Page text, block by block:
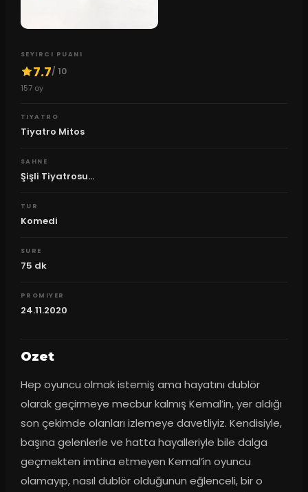
SEYIRCI PUANI
7.7/ 10
157oy
TIYATRO
Tiyatro Mitos
SAHNE
Şişli Tiyatrosu...
TUR
Komedi
SURE
75 dk
PROMIYER
24.11.2020
Ozet
Hep oyuncu olmak istemiş ama hayatını dublör
olarak geçirmeye mecbur kalmış Kemal’in, yer aldığı
son çekimde olanları izlemeye davetliyiz. Kendisiyle,
başına gelenlerle ve hatta hayalleriyle bile dalga
geçmekten imtina etmeyen Kemal’in oyuncu
olamayıp, nasıl dublör olduğunun eğlenceli, bir o